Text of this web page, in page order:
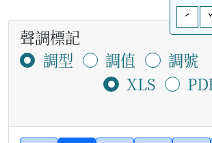
ˊ
ˇ
聲調標記
調型
調值
調號
XLS